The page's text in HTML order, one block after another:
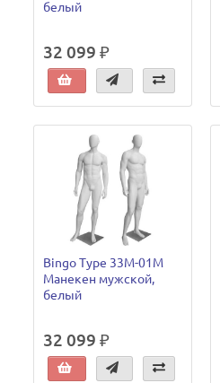
белый
32 099 ₽
Bingo Type 33M-01M
Манекен мужской,
белый
32 099 ₽